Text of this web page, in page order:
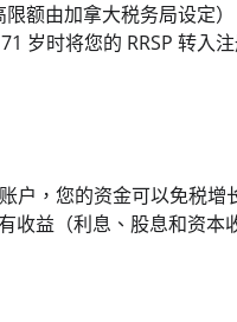
额由加拿大税务局设定）
岁时将您的 RRSP 转入
户，您的资金可以免税
收益（利息、股息和资本